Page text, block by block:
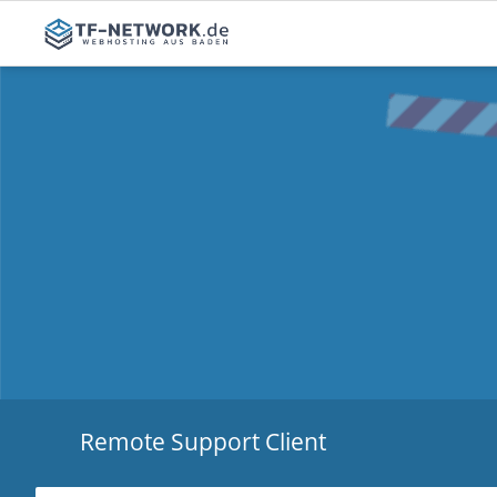
SSL
Remote Support Client